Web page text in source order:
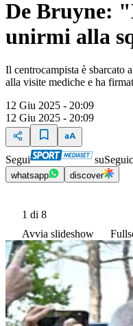
De Bruyne:
unirmi alla
Il centrocampista è sbarcato
alla visite mediche e ha
12 Giu 2025 - 20:09
12 Giu 2025 - 20:09
Segui su
whatsapp discover
1 di 8
Avvia slideshow